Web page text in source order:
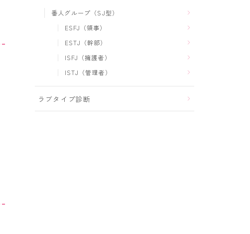
番人グループ（SJ型）
ESFJ（領事）
ESTJ（幹部）
ISFJ（擁護者）
ISTJ（管理者）
ラブタイプ診断